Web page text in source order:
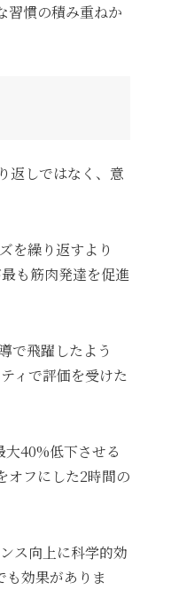
習慣の積み重ねか
返しではなく、意
を繰り返すより
も筋肉発達を促進
で飛躍したよう
ィで評価を受けた
40%低下させる
オフにした2時間の
ス向上に科学的効
効果がありま